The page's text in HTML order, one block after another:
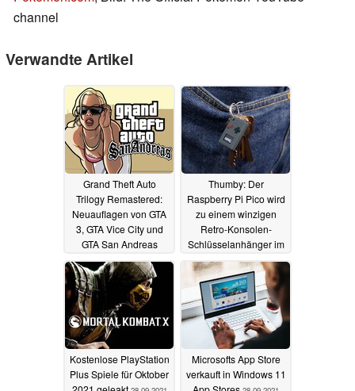
channel
Verwandte Artikel
Grand Theft Auto
Trilogy Remastered:
Neuauflagen von GTA
3, GTA Vice City und
GTA San Andreas
geleakt30.09.2021
Thumby: Der
Raspberry Pi Pico wird
zu einem winzigen
Retro-Konsolen-
Schlüsselanhänger im
Nintendo Game Boy
Design29.09.2021
Kostenlose PlayStation
Plus Spiele für Oktober
Microsofts App Store
verkauft in Windows 11